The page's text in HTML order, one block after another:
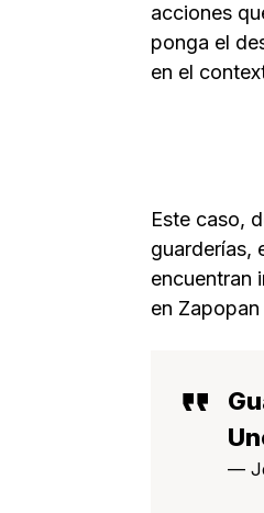
acciones
ponga el
en el
Este caso,
guarderías,
encuentran
en
—